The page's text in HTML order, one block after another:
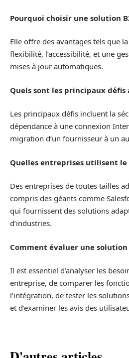
Pourquoi choisir une solution
Elle offre des avantages tels que
flexibilité, l’accessibilité, et une
mises à jour automatiques.
Quels sont les principaux défis
Les principaux défis incluent la
dépendance à une connexion
migration d’un fournisseur à un
Quelles entreprises utilisent le
Des entreprises de toutes tailles
compris des géants comme
qui fournissent des solutions
d’industries.
Comment évaluer une solution
Il est essentiel d’analyser les
entreprise, de comparer les
l’intégration, de tester les
et d’examiner les avis des